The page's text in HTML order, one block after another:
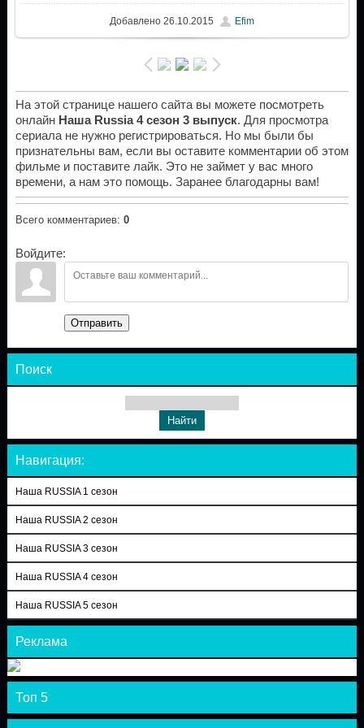
Добавлено26.10.2015 Efim
На этой странице нашего сайта вы можете посмотреть
онлайн Наша Russia 4 сезон 3 выпуск. Для просмотра
сериала не нужно регистрироваться. Но мы были бы
признательны вам, если вы оставите комментарии об этом
фильме и поставите лайк. Это не займет у вас много
времени, а нам это помощь. Заранее благодарны вам!
Всего комментариев: 0
Войдите:
Отправить
Поиск
Навигация:
Наша RUSSIA 1 сезон
Наша RUSSIA 2 сезон
Наша RUSSIA 3 сезон
Наша RUSSIA 4 сезон
Наша RUSSIA 5 сезон
Реклама
Топ 5